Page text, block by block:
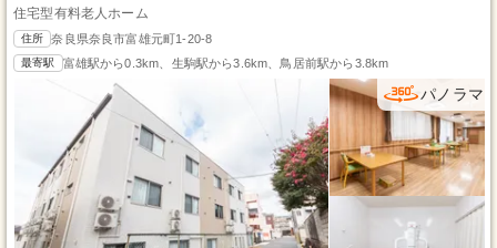
住宅型有料老人ホーム
住所 奈良県奈良市富雄元町1-20-8
最寄駅 富雄駅から0.3km、生駒駅から3.6km、鳥居前駅から3.8km
パノラマ